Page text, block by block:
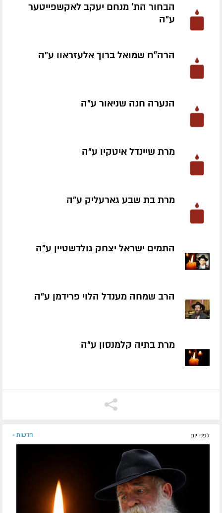
הבחור הת' מנחם יעקב לאקשפייטער
ע״ה
הרה"ח שמואל ברוך אלעזראוו ע״ה
הנערה חנה שניאור ע״ה
מרת שיינדל איטקיו ע״ה
מרת בת שבע גארעליק ע״ה
התמים ישראל יצחק גולדשטיין ע״ה
הרב שמחה מענדל הלוי פרידמן ע״ה
מרת בתיה קלמנסון ע״ה
לפני יום חדשות »